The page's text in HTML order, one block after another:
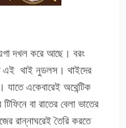
দখল করে আছে। বরং
এই থাই নুডলস। থাইদের
একেবারেই অথেন্টিক
বা রাতের বেলা ভাতের
রান্নাঘরেই তৈরি করতে